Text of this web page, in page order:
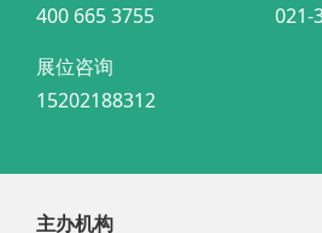
400 665 3755
021-
展位咨询
15202188312
主办机构